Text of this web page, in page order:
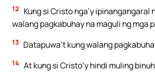
12
Kung si Cristo nga’y ipinangangaral
walang pagkabuhay na maguli ng mga
13 Datapuwa’t kung walang
14 At kung si Cristo’y hindi muling